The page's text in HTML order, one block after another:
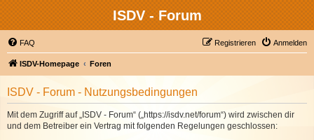
ISDV - Forum
FAQ Anmelden
Registrieren
ISDV-Homepage Foren
ISDV - Forum - Nutzungsbedingungen
Mit dem Zugriff auf „ISDV - Forum“ („https://isdv.net/forum“) wird zwischen dir
und dem Betreiber ein Vertrag mit folgenden Regelungen geschlossen: